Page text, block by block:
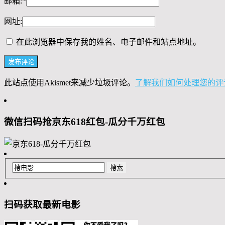
网址:
在此浏览器中保存我的姓名、电子邮件和站点地址。
此站点使用Akismet来减少垃圾评论。 了解我们如何处理您的
微信扫码抢京东618红包-瓜分千万红包
扫码获取最新电影